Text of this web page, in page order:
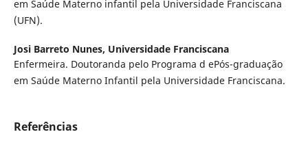
em Saúde Materno infantil pela Universidade Franciscana
(UFN).
Josi Barreto Nunes, Universidade Franciscana
Enfermeira. Doutoranda pelo Programa d ePós-graduação
em Saúde Materno Infantil pela Universidade Franciscana.
Referências